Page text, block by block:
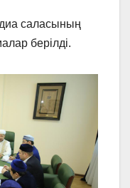
саласының
берілді.